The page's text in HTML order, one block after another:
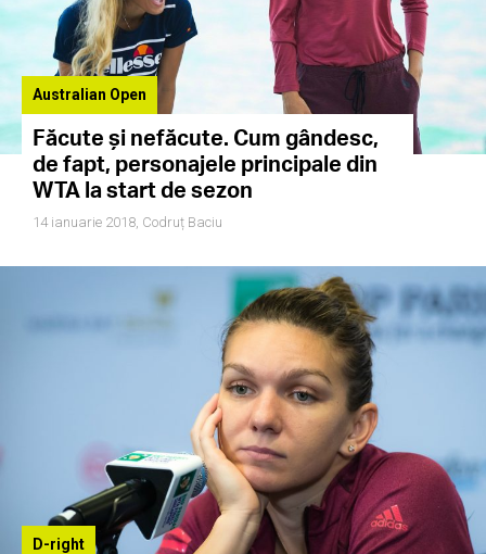
Australian Open
Făcute și nefăcute. Cum gândesc,
de fapt, personajele principale din
WTA la start de sezon
14 ianuarie 2018, Codruț Baciu
D-right